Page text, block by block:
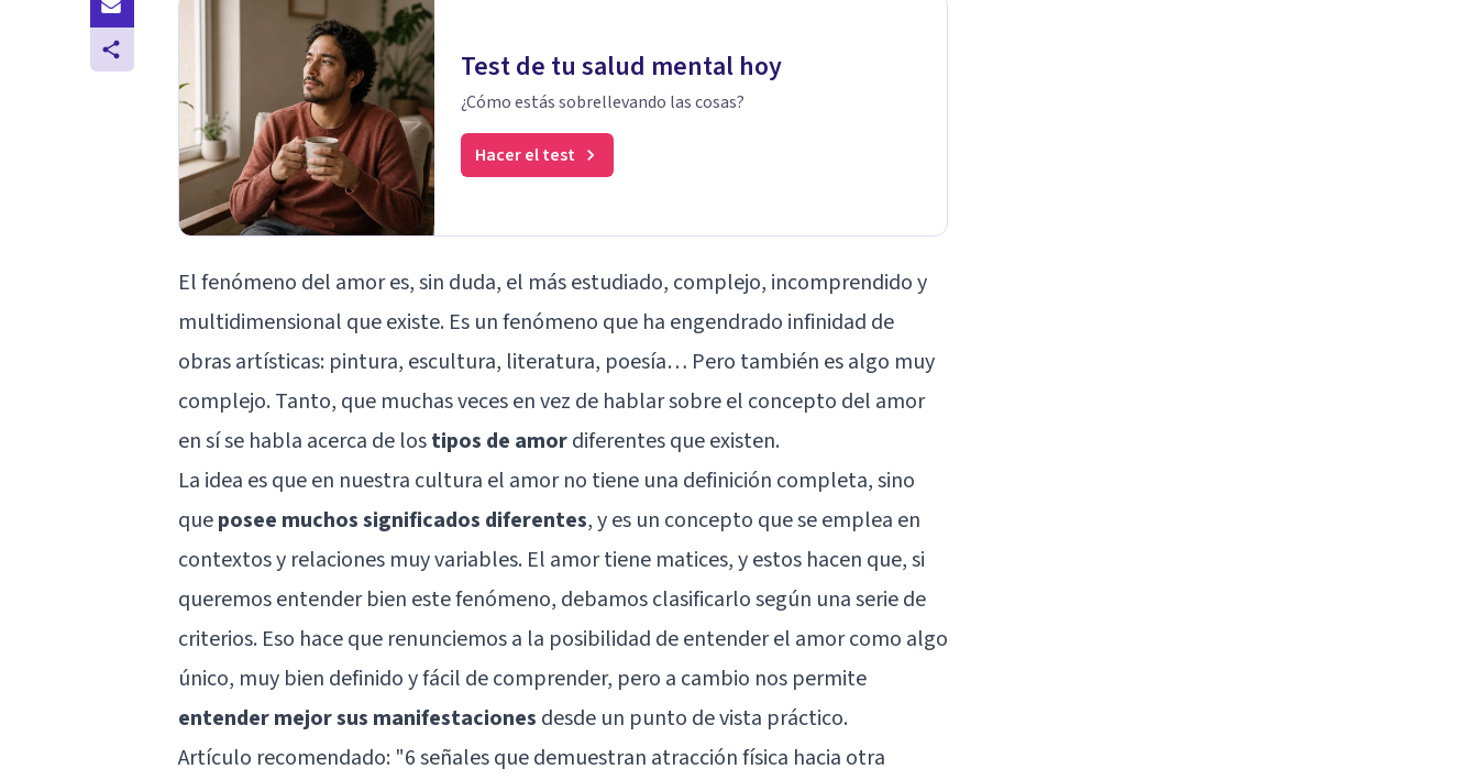
Test de tu salud mental hoy
¿Cómo estás sobrellevando las cosas?
Hacer el test
El fenómeno del amores, sin duda, el más estudiado, complejo, incomprendido y
multidimensional que existe. Es un fenómeno que ha engendrado infinidad de
obras artísticas: pintura, escultura, literatura, poesía… Pero también es algo muy
complejo. Tanto, que muchas veces en vez de hablar sobre el concepto del amor
en sí se habla acerca de lostipos de amordiferentes que existen.
La idea es que en nuestra cultura el amor no tiene una definición completa, sino
queposee muchos significados diferentes, y es un concepto que se emplea en
contextos y relaciones muy variables. El amor tiene matices, y estos hacen que, si
queremos entender bien este fenómeno, debamos clasificarlo según una serie de
criterios. Eso hace que renunciemos a la posibilidad de entender el amor como algo
único, muy bien definido y fácil de comprender, pero a cambio nos permite
entender mejor sus manifestaciones desde un punto de vista práctico.
Artículo recomendado: "6 señales que demuestran atracción física hacia otra